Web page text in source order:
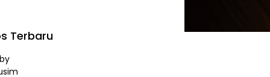
Terbaru